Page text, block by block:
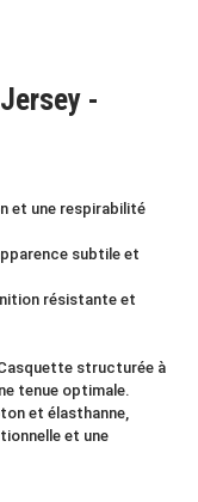
-
et une respirabilité
subtile et
résistante et
structurée à
tenue optimale.
et élasthanne,
et une